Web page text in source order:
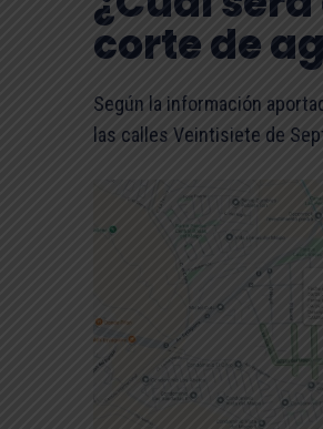
corte de
Según la información
las calles Veintisiete de